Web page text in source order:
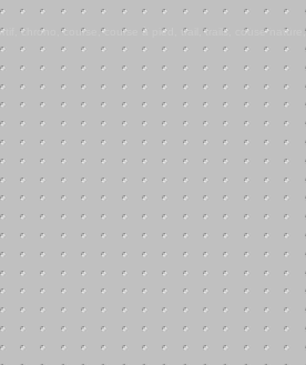
chrono, course, course à pied, trail, trails, couse